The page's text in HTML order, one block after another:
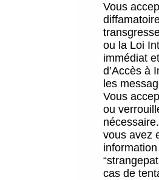
Vous
ou la Loi
immédiat
d’Accès à
les
Vous
ou
vous avez
cas de